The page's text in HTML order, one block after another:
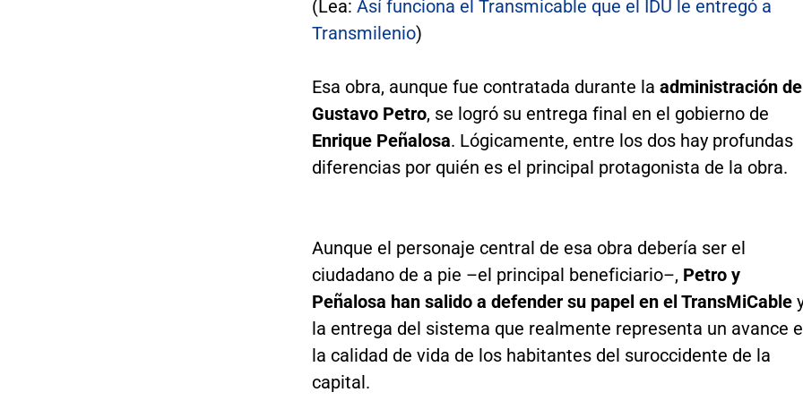
(Lea: Así funciona el Transmicable que el IDU le entregó a
Transmilenio)
Esa obra, aunque fue contratada durante la administración de
Gustavo Petro, se logró su entrega final en el gobierno de
Enrique Peñalosa. Lógicamente, entre los dos hay profundas
diferencias por quién es el principal protagonista de la obra.
Aunque el personaje central de esa obra debería ser el
ciudadano de a pie –el principal beneficiario–, Petro y
Peñalosa han salido a defender su papel en el TransMiCable
la entrega del sistema que realmente representa un avance
la calidad de vida de los habitantes del suroccidente de la
capital.